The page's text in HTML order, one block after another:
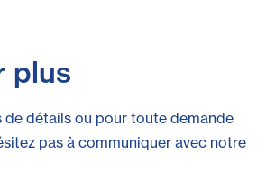
plus
détails ou pour toute demande
pas à communiquer avec notre